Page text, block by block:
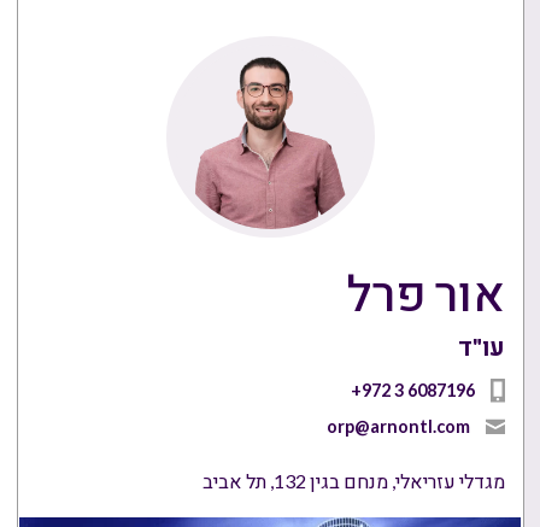
אור פרל
עו"ד
+972 3 6087196
orp@arnontl.com
מגדלי עזריאלי, מנחם בגין 132, תל אביב